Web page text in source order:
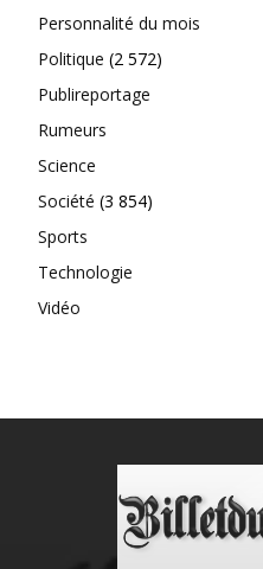
Personnalité du mois
Politique (2 572)
Publireportage
Rumeurs
Science
Société (3 854)
Sports
Technologie
Vidéo